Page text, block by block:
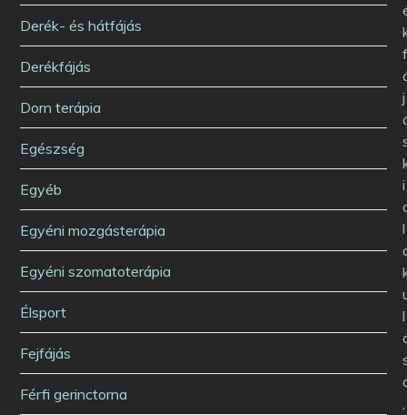
Derék- és hátfájás
Derékfájás
Dorn terápia
Egészség
Egyéb
Egyéni mozgásterápia
Egyéni szomatoterápia
Élsport
Fejfájás
Férfi gerinctorna
j
i
l
l
,